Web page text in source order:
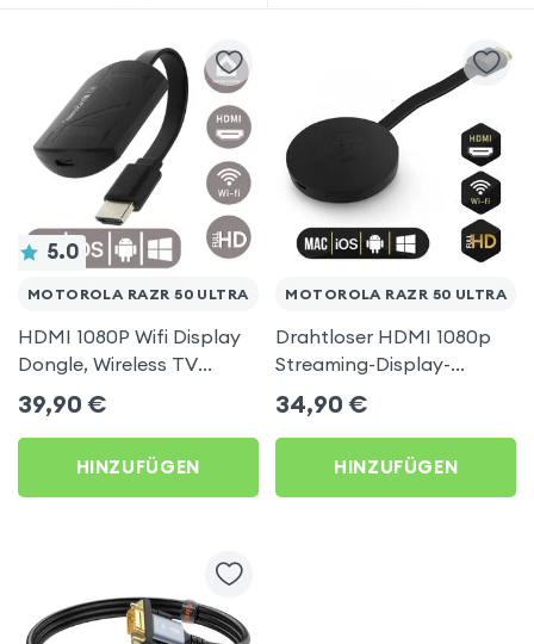
5.0
MOTOROLA RAZR 50 ULTRA
HDMI 1080P Wifi Display
Dongle, Wireless TV
Display Adapter für
Motorola Razr 50 Ultra
39,90 €
HINZUFÜGEN
MOTOROLA RAZR 50 ULTRA
Drahtloser HDMI 1080p
Streaming-Display-
Dongle, TV-Video-
Empfänger (Miracast,
AirPlay, DLNA-
kompatibel) für Motorola
Razr 50 Ultra
34,90 €
HINZUFÜGEN